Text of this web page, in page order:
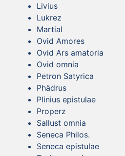
Livius
Lukrez
Martial
Ovid Amores
Ovid Ars amatoria
Ovid omnia
Petron Satyrica
Phädrus
Plinius epistulae
Properz
Sallust omnia
Seneca Philos.
Seneca epistulae